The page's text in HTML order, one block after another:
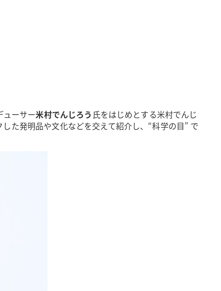
ューサー米村でんじろう 氏をはじめとする米村でんじ
た発明品や文化などを交えて紹介し、“科学の目” で